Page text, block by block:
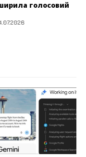
голосовий